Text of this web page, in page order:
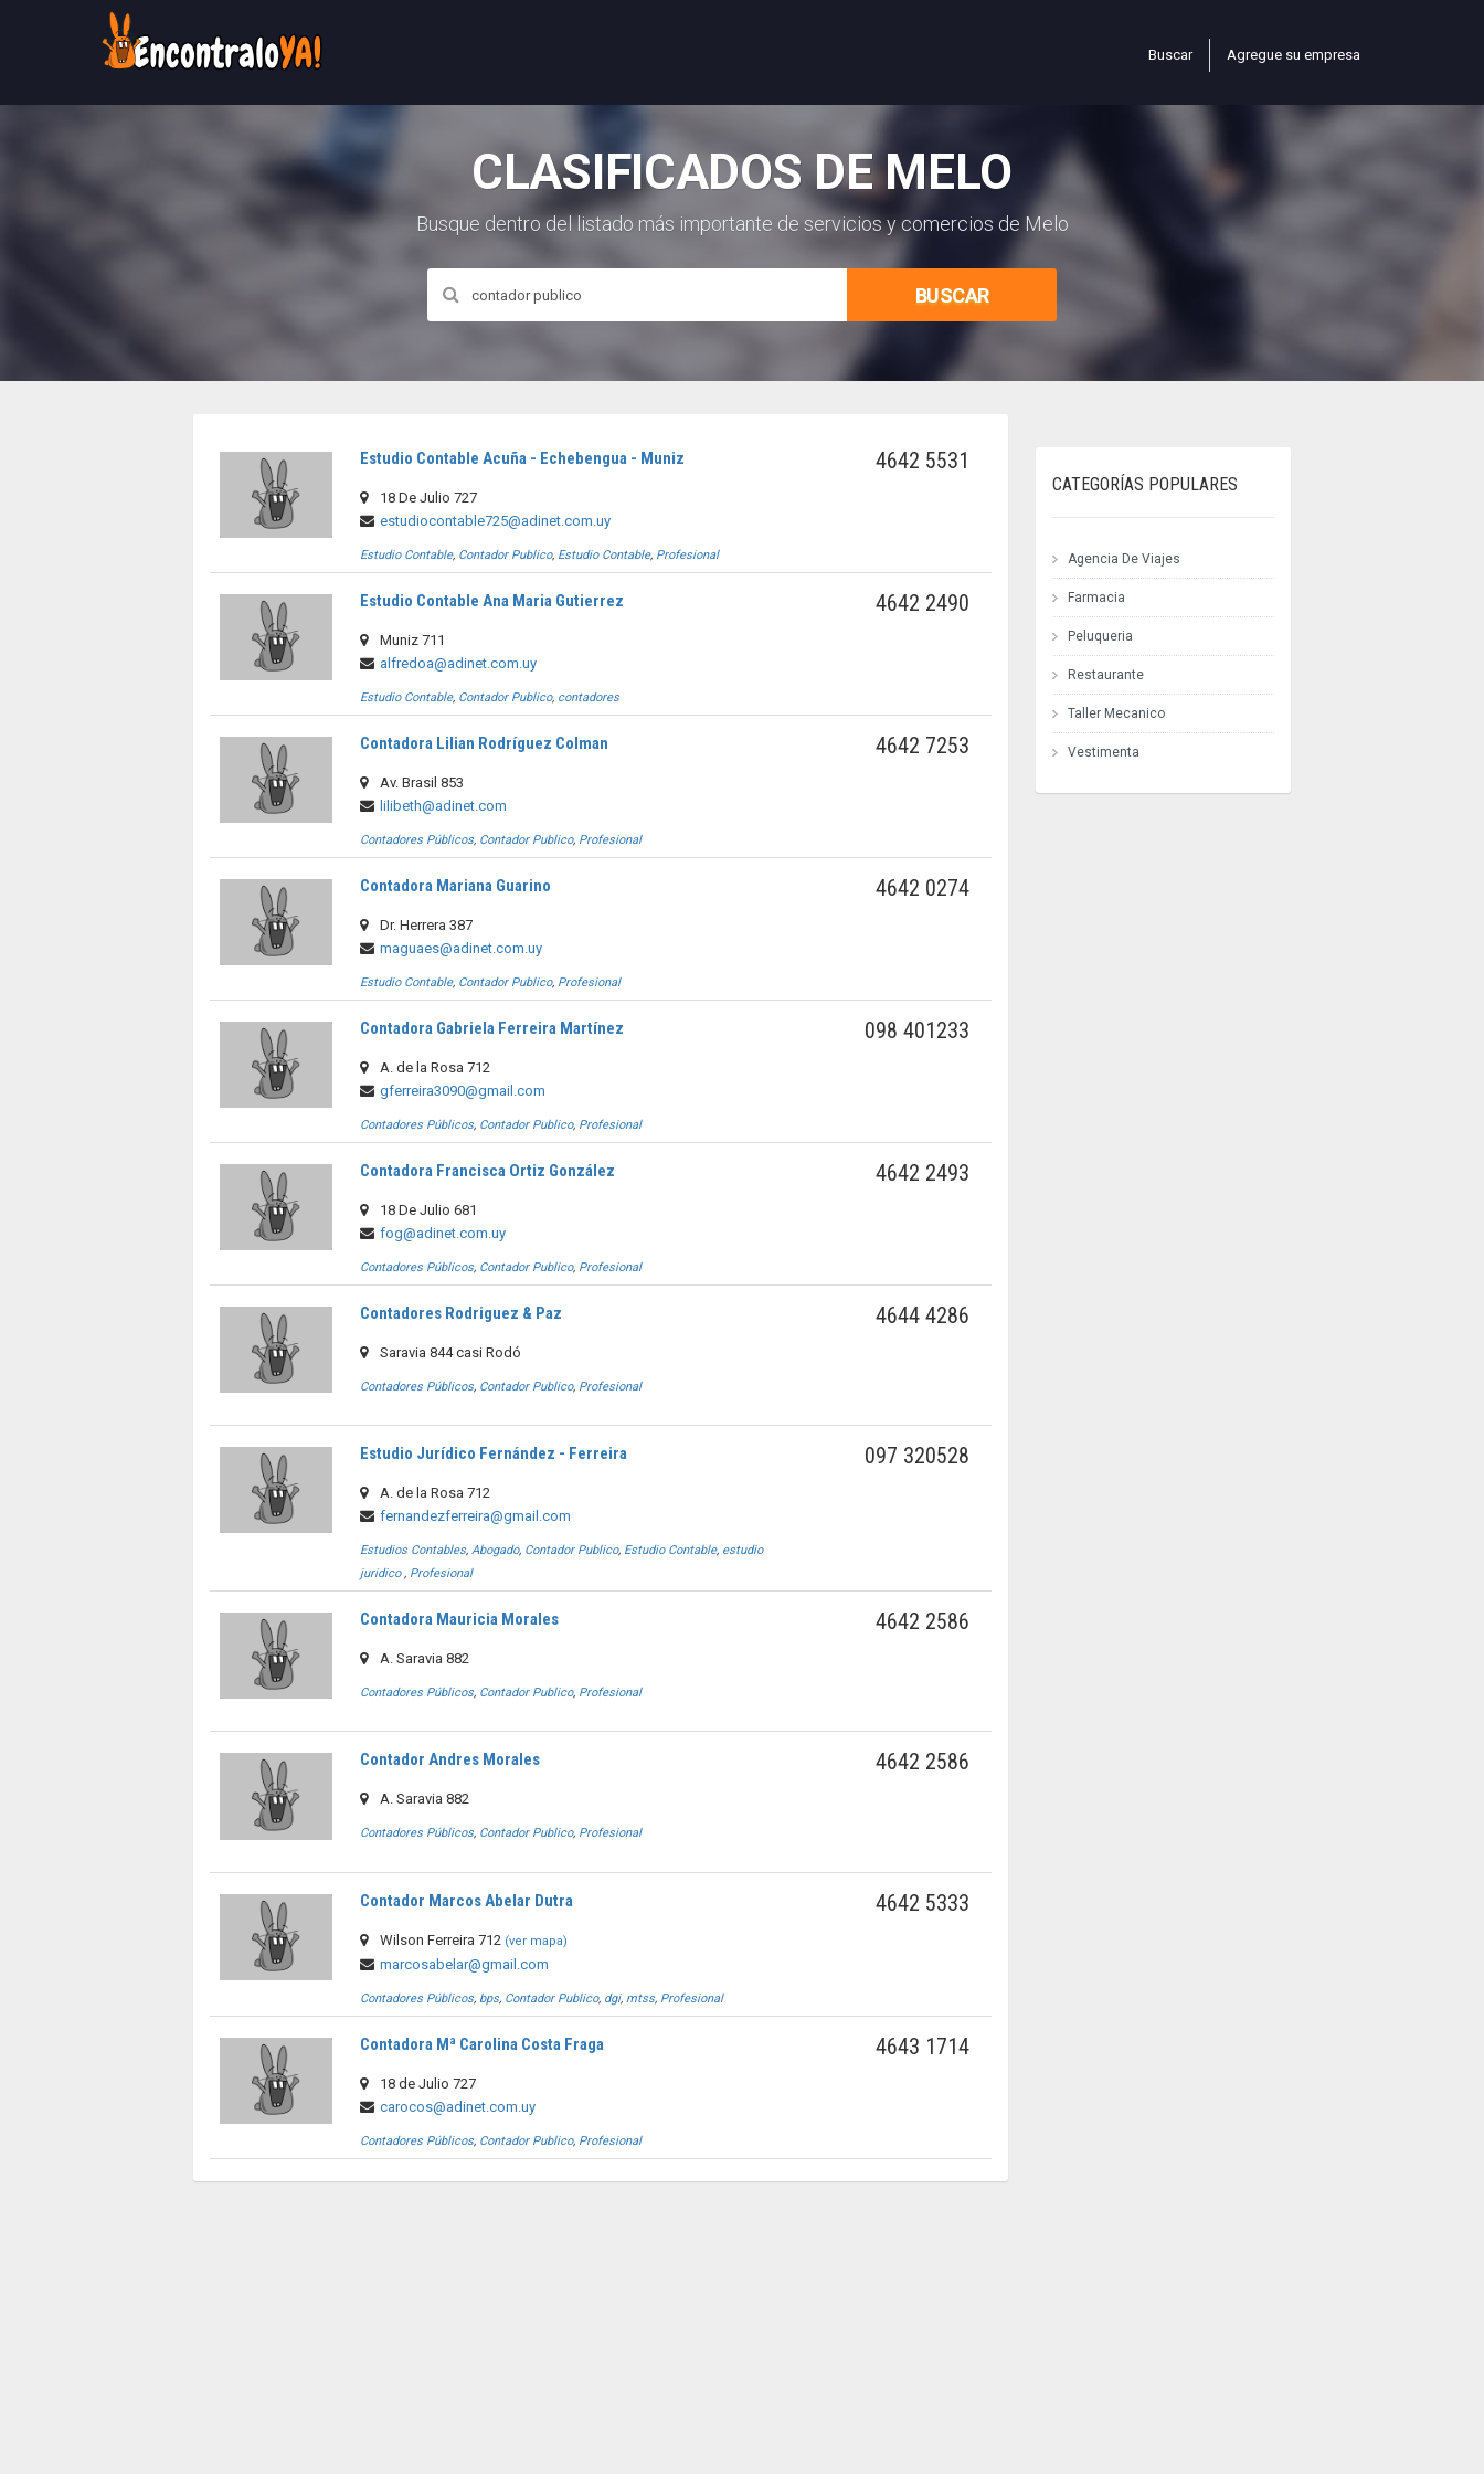
Buscar Agregue su empresa
CLASIFICADOS DE MELO
Busque dentro del listado más importante de servicios y comercios de Melo
BUSCAR
Estudio Contable Acuña - Echebengua - Muniz
18 De Julio 727
estudiocontable725@adinet.com.uy
Estudio Contable, Contador Publico, Estudio Contable, Profesional
4642 5531
Estudio Contable Ana Maria Gutierrez
Muniz 711
alfredoa@adinet.com.uy
Estudio Contable, Contador Publico, contadores
4642 2490
Contadora Lilian Rodríguez Colman
Av. Brasil 853
lilibeth@adinet.com
Contadores Públicos, Contador Publico, Profesional
4642 7253
Contadora Mariana Guarino
Dr. Herrera 387
maguaes@adinet.com.uy
Estudio Contable, Contador Publico, Profesional
4642 0274
Contadora Gabriela Ferreira Martínez
A. de la Rosa 712
gferreira3090@gmail.com
Contadores Públicos, Contador Publico, Profesional
098 401233
Contadora Francisca Ortiz González
18 De Julio 681
fog@adinet.com.uy
Contadores Públicos, Contador Publico, Profesional
4642 2493
Contadores Rodriguez & Paz
Saravia 844 casi Rodó
Contadores Públicos, Contador Publico, Profesional
4644 4286
Estudio Jurídico Fernández - Ferreira
A. de la Rosa 712
fernandezferreira@gmail.com
Estudios Contables,Abogado, Contador Publico, Estudio Contable, estudio
juridico, Profesional
097 320528
Contadora Mauricia Morales
A. Saravia 882
Contadores Públicos, Contador Publico, Profesional
4642 2586
Contador Andres Morales
A. Saravia 882
Contadores Públicos, Contador Publico, Profesional
4642 2586
Contador Marcos Abelar Dutra
Wilson Ferreira 712 (ver mapa)
marcosabelar@gmail.com
Contadores Públicos, bps, Contador Publico, dgi, mtss, Profesional
4642 5333
Contadora Mª Carolina Costa Fraga
18 de Julio 727
carocos@adinet.com.uy
Contadores Públicos, Contador Publico, Profesional
4643 1714
CATEGORÍAS POPULARES
Agencia De Viajes
Farmacia
Peluqueria
Restaurante
Taller Mecanico
Vestimenta